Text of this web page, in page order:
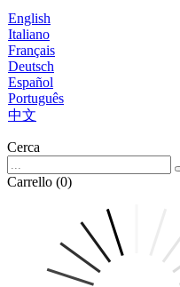
English
Italiano
Français
Deutsch
Español
Português
中文
Cerca
Carrello (0)